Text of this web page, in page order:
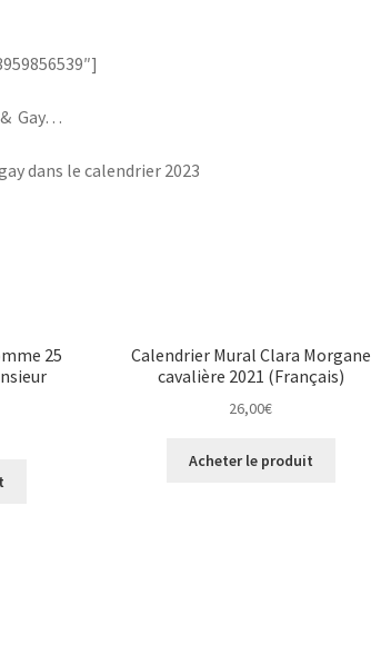
& Gay…
dans le calendrier 2023
25
Calendrier Mural Clara Morgane
cavalière 2021 (Français)
26,00€
Acheter le produit